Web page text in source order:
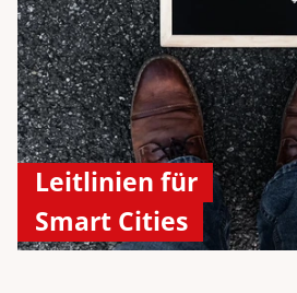
Leitlinien für
Smart Cities